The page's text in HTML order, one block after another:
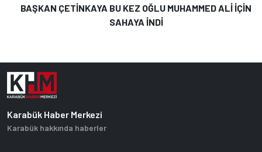
BAŞKAN ÇETİNKAYA BU KEZ OĞLU MUHAMMED ALİ İÇİN
SAHAYA İNDİ
Karabük Haber Merkezi
Karabük hakkında haberler